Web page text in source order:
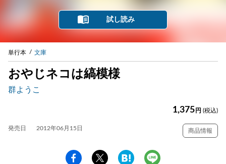
試し読み
単行本 文庫
おやじネコは縞模様
群ようこ
1,375 円 (税込)
発売日 2012年06月15日 商品情報